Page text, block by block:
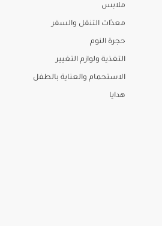
ملابس
معدّات التنقل والسفر
حجرة النوم
التغذية ولوازم التغيير
الاستحمام والعناية بالطفل
هدايا